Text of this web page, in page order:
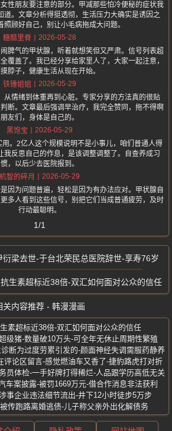
性朋友要注意的部分。甲减那些怕冷便秘的症状我
道。文章分析得挺透彻，生活压力大确实是诱因之
照顾好自己，别让小毛病拖成大问题。
糖醋里脊
2026-05-28
脾气的甲状腺，听着就想笑但又严肃。信号列表超
覆盖了。我已经分享给家里人了，大家一起注意，
脖子，健康生活从现在开始。
铁锤姐姐
2026-05-29
从情绪到体重再到心脏。专家分享的方法真的很贴
断。文章最后强调早治疗，我完全赞同，拖不得啊
朋友们，身体是自己的。
黑饱宝
2026-05-29
。2亿人这个规模说明不是小事儿，咱们普通人得
我反思自己的作息，是该调整调整了。自查养成习
惯，以后少去医院报到。
机智的碎月
2026-05-29
因为问题普遍，轻松是因为有办法应对。甲状腺自
多人看到这些信号，别把它们当成普通疲劳，及时
行动最聪明。
1/1
衍梁去世-于台北荣民总医院辞世-享寿76岁
生素超标近38倍-双汇如何面对公众的信任
关内容推荐 - 韩漫漫画
素超标近38倍-双汇如何面对公众的信任
级猪-数量破10万头-可全年无休止周期性繁殖
断为过度劳累引发的-颜面神经失调需服药静养
评论区留言-感觉燃油车又香了-捷豹路虎打对折
员体检-一手好牌打得稀烂-人品跟学历高低无关
车案披露-被罚1669万元-借合作消息非法获利
事企业违法细节流出-井下12小时徒步5万步
传跑路离婚逃债-儿子称父亲外出化解债务